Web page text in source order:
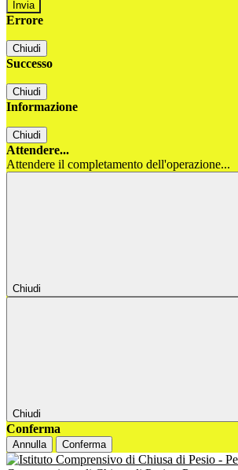
Errore
Chiudi
Successo
Chiudi
Informazione
Chiudi
Attendere...
Attendere il completamento dell'operazione...
Chiudi
Chiudi
Conferma
Annulla Conferma